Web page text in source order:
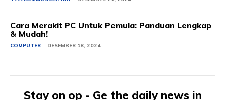
Cara Merakit PC Untuk Pemula: Panduan Lengkap
& Mudah!
COMPUTER DESEMBER 18, 2024
Stay on op - Ge the daily news in